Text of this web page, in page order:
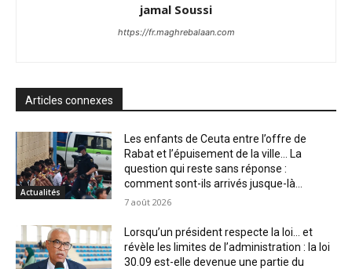
jamal Soussi
https://fr.maghrebalaan.com
Articles connexes
Actualités
Les enfants de Ceuta entre l’offre de
Rabat et l’épuisement de la ville… La
question qui reste sans réponse :
comment sont-ils arrivés jusque-là...
7 août 2026
Lorsqu’un président respecte la loi… et
révèle les limites de l’administration : la loi
30.09 est-elle devenue une partie du